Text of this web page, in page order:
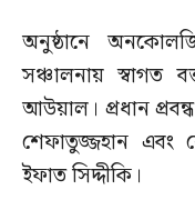
অনুষ্ঠানে
সঞ্চালনায় স্বাগত
আউয়াল। প্রধান
শেফাতুজ্জহান এবং
ইফাত সিদ্দীকি।